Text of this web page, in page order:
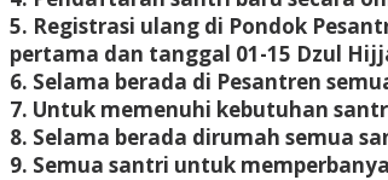
5. Registrasi ulang di Pondok
pertama dan tanggal 01-15 Dzul
6. Selama berada di Pesantren
7. Untuk memenuhi kebutuhan
8. Selama berada dirumah semua
9. Semua santri untuk